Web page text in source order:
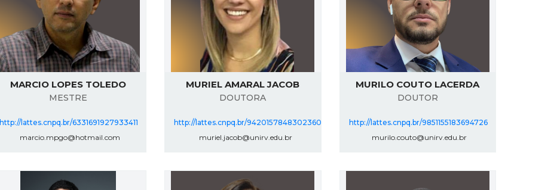
MARCIO LOPES TOLEDO
MESTRE
http://lattes.cnpq.br/6331691927933411
marcio.mpgo@hotmail.com
MURIEL AMARAL JACOB
DOUTORA
http://lattes.cnpq.br/9420157848302360
muriel.jacob@unirv.edu.br
MURILO COUTO LACERDA
DOUTOR
http://lattes.cnpq.br/9851155183694726
murilo.couto@unirv.edu.br